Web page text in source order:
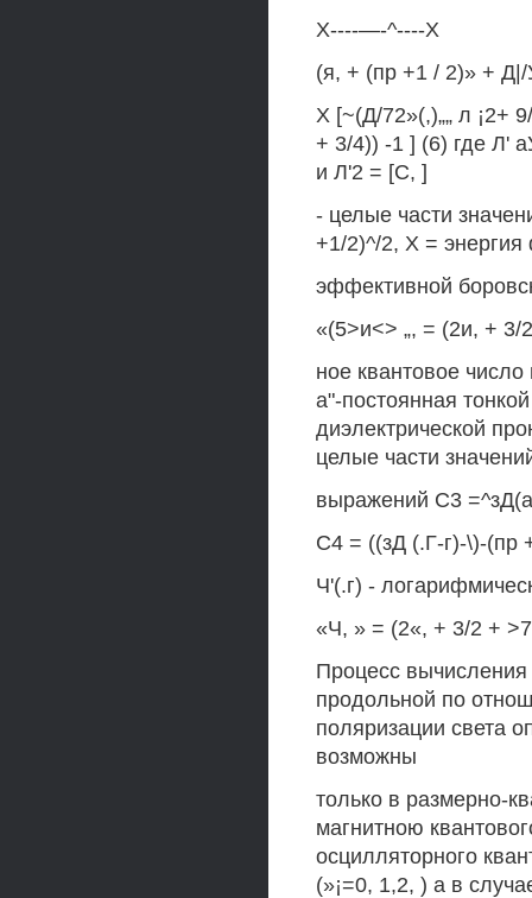
X----—-^----X
(я, + (пр +1 / 2)» +
X [~(Д/72»(,)„„ л ¡2+
+ 3/4)) -1 ] (6) где Л'
и Л'2 = [С, ]
- целые части
+1/2)^/2, Х =
эффективной
«(5>и<> „, = (2и, +
ное квантовое
а"-постоянная
диэлектрической
целые части
выражений С3
С4 = ((зД (.Г-г)-\)-(пр
Ч'(.г) -
«Ч, » = (2«, + 3/2 +
Процесс
продольной по
поляризации света
возможны
только в размерно-
магнитною
осцилляторного
(»¡=0, 1,2, ) а в